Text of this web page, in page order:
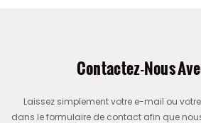
Contactez-Nous
Laissez simplement votre e-mail ou
dans le formulaire de contact afin que